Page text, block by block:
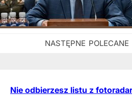
Nie odbierzesz listu z